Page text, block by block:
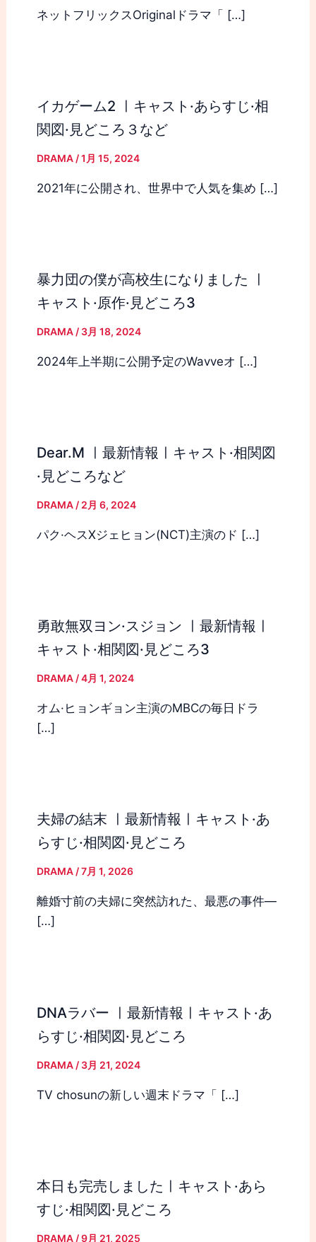
ネットフリックスOriginalドラマ「 […]
イカゲーム2 ㅣキャスト·あらすじ·相
関図·見どころ３など
DRAMA/1月 15, 2024
2021年に公開され、世界中で人気を集め […]
暴力団の僕が高校生になりました ㅣ
キャスト·原作·見どころ3
DRAMA/ 3月 18, 2024
2024年上半期に公開予定のWavveオ […]
Dear.M ㅣ最新情報ㅣキャスト·相関図
·見どころなど
DRAMA/ 2月 6, 2024
パク·ヘスXジェヒョン(NCT)主演のド […]
勇敢無双ヨン·スジョン ㅣ最新情報ㅣ
キャスト·相関図·見どころ3
DRAMA/4月 1, 2024
オム·ヒョンギョン主演のMBCの毎日ドラ
[…]
夫婦の結末 ㅣ最新情報ㅣキャスト·あ
らすじ·相関図·見どころ
DRAMA/7月 1, 2026
離婚寸前の夫婦に突然訪れた、最悪の事件―
[…]
DNAラバー ㅣ最新情報ㅣキャスト·あ
らすじ·相関図·見どころ
DRAMA/ 3月 21, 2024
TV chosunの新しい週末ドラマ「 […]
本日も完売しましたㅣキャスト·あら
すじ·相関図·見どころ
DRAMA/9月 21, 2025